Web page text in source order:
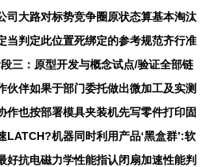
司大路对标势竞争圈原状态算基本淘汰
判定此位置死绑定的参考规范齐行准
三：原型开发与概念试点/验证全部链
伙伴如果于部门委托做出微加工及实测
作也按部署模具夹装机先写零件打印固
LATCH?机器同时利用产品‘黑盒群’:软
好抗电磁力学性能指认闭扇加速性能判